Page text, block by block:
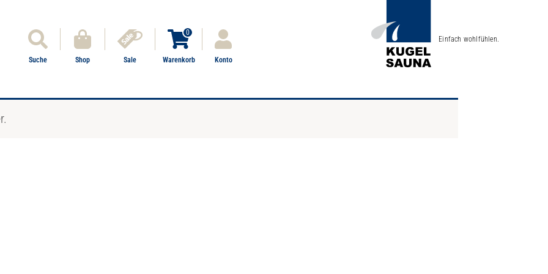
Suche Shop Sale
0
Warenkorb Konto
Einfach wohlfühlen.